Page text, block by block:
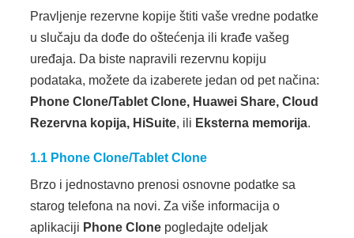
a
i
Pravljenje rezervne kopije štiti vaše vredne podatke
u slučaju da dođe do oštećenja ili krađe vašeg
uređaja. Da biste napravili rezervnu kopiju
podataka, možete da izaberete jedan od pet načina:
Phone Clone/Tablet Clone, Huawei Share, Cloud
Rezervna kopija, HiSuite, ili Eksterna memorija.
1.1 Phone Clone/Tablet Clone
Brzo i jednostavno prenosi osnovne podatke sa
starog telefona na novi. Za više informacija o
aplikaciji Phone Clone pogledajte odeljak